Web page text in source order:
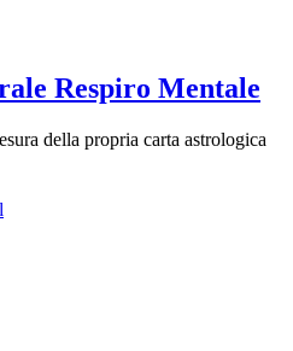
Respiro Mentale
della propria carta astrologica